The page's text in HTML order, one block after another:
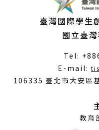
臺灣國際學生
國立臺
Tel:
E-mail:
106335 臺北市大安區
教育